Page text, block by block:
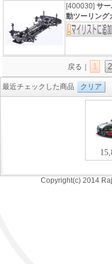
[400030]サ
動ツーリング
戻る｜ 1 2
最近チェックした商品 クリア
Copyright(c) 2014